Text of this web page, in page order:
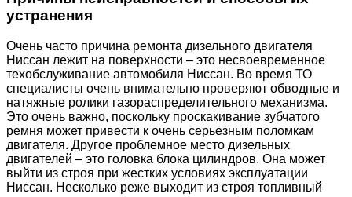
устранения
Очень часто причина ремонта дизельного двигателя
Ниссан лежит на поверхности – это несвоевременное
техобслуживание автомобиля Ниссан. Во время ТО
специалисты очень внимательно проверяют обводные и
натяжные ролики газораспределительного механизма.
Это очень важно, поскольку проскакивание зубчатого
ремня может привести к очень серьезным поломкам
двигателя. Другое проблемное место дизельных
двигателей – это головка блока цилиндров. Она может
выйти из строя при жестких условиях эксплуатации
Ниссан. Несколько реже выходит из строя топливный